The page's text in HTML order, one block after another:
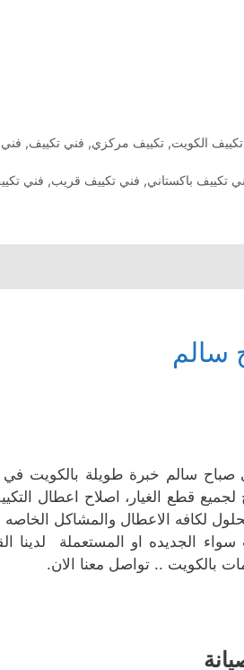
تكييف الكويت, تكييف مركزي, فني تكييف,
تكييف باكستاني, فني تكييف قريب, فني
سالم
صباح سالم خبرة طويلة بالكويت
قطع الغيار، اصلاح اعطال
لكافه الاعطال والمشاكل
سواء الجديده او المستعملة لدينا
بالكويت .. تواصل معنا الان.